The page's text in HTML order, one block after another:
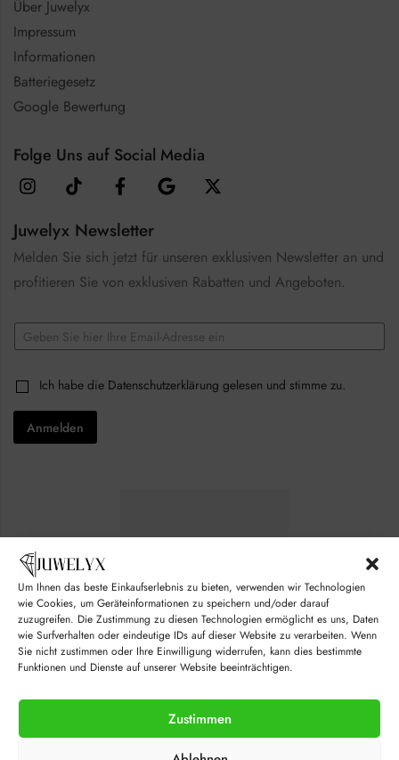
Um Ihnen das beste Einkaufserlebnis zu bieten, verwenden wir Technologien
wie Cookies, um Geräteinformationen zu speichern und/oder darauf
zuzugreifen. Die Zustimmung zu diesen Technologien ermöglicht es uns, Daten
wie Surfverhalten oder eindeutige IDs auf dieser Website zu verarbeiten. Wenn
Sie nicht zustimmen oder Ihre Einwilligung widerrufen, kann dies bestimmte
Funktionen und Dienste auf unserer Website beeinträchtigen.
Zustimmen
Über Juwelyx
Impressum
Informationen
Batteriegesetz
Google Bewertung
Folge Uns auf Social Media
Juwelyx Newsletter
Melden Sie sich jetzt für unseren exklusiven Newsletter an und
profitieren Sie von exklusiven Rabatten und Angeboten.
E
m
l*
m
i
C
h
e
k
*
Ich habe die Datenschutzerklärung gelesen und stimme zu.
Anmelden